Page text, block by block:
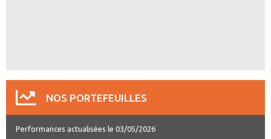
NOS PORTEFEUILLES
Performances actualisées le 03/05/2026